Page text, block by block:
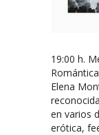
19:00 h.
Elena
en varios
erótica,